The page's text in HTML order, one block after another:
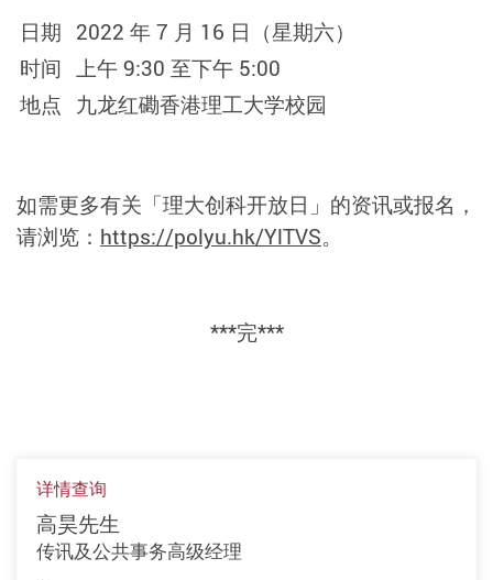
日期 2022 年 7 月 16 日（星期六）
时间 上午 9:30 至下午 5:00
地点
九龙红磡香港理工大学校园
如需更多有关「理大创科开放日」的资讯或报名，
请浏览： https://polyu.hk/YlTVS。
***完***
详情查询
高昊先生
传讯及公共事务高级经理